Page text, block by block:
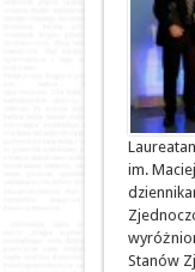
im.
Stanów